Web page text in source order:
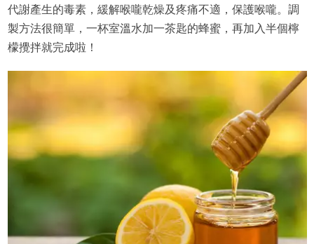
代謝產生的毒素，緩解喉嚨乾燥及疼痛不適，保護喉嚨。調
製方法很簡單，一杯室溫水加一茶匙的蜂蜜，再加入半個檸
檬攪拌就完成啦！